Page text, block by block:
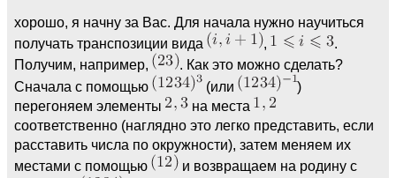
хорошо, я начну за Вас. Для начала нужно научиться
получать транспозиции вида
,
.
Получим, например,
. Как это можно сделать?
Сначала с помощью
(или
)
перегоняем элементы
на места
соответственно (наглядно это легко представить, если
расставить числа по окружности), затем меняем их
местами с помощью
и возвращаем на родину с